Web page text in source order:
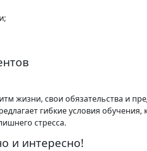
жизни, свои обязательства и
гибкие условия обучения,
стресса.
и интересно!